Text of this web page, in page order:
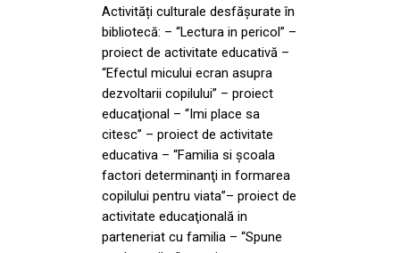
Activități culturale desfășurate în
bibliotecă: – “Lectura in pericol” –
proiect de activitate educativă –
“Efectul micului ecran asupra
dezvoltarii copilului” – proiect
educaţional – “Imi place sa
citesc” – proiect de activitate
educativa – “Familia si şcoala
factori determinanţi in formarea
copilului pentru viata”– proiect de
activitate educaţională in
parteneriat cu familia – “Spune